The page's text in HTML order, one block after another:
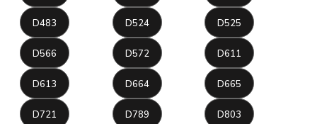
D483 D524 D525
D566 D572 D611
D613 D664 D665
D721 D789 D803